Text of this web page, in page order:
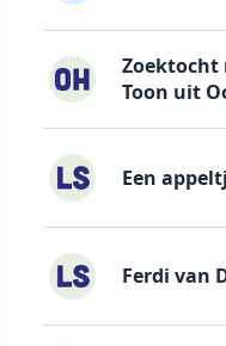
Zoektocht
Toon uit
Een
Ferdi van